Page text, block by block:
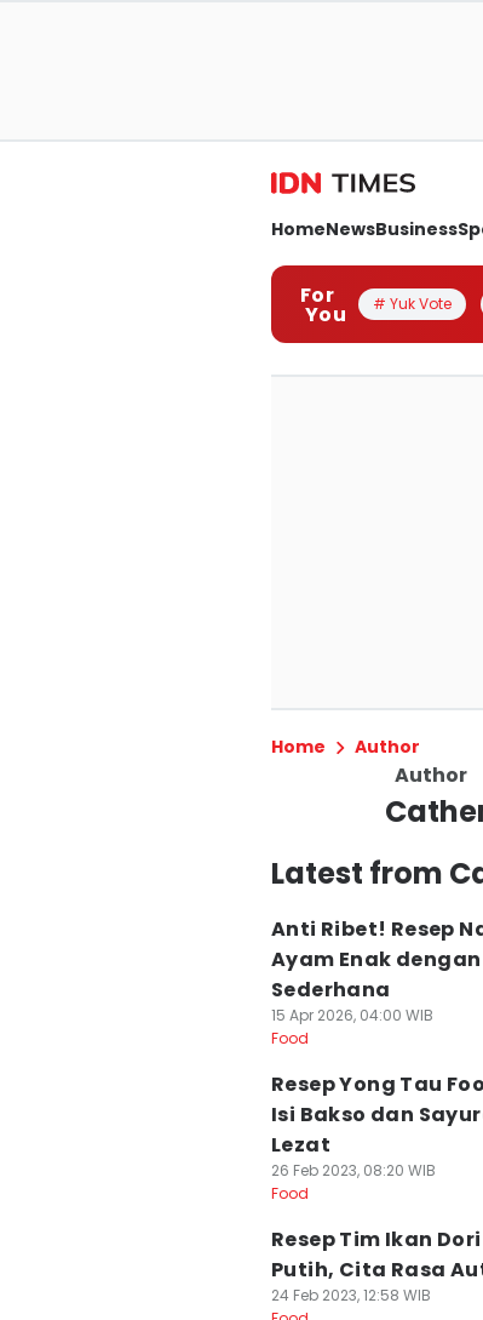
HomeNewsBusiness
For
You # Yuk Vote
Home Author
Author
Latest from
Anti Ribet! Resep
Ayam Enak
Sederhana
15 Apr 2026, 04:00 WIB
Food
Resep Yong Tau
Isi Bakso dan
Lezat
26 Feb 2023, 08:20 WIB
Food
Resep Tim Ikan
Putih, Cita Rasa
24 Feb 2023, 12:58 WIB